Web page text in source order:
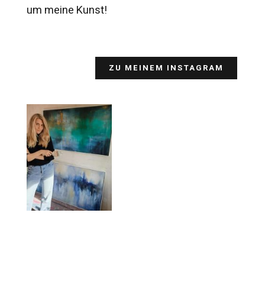
um meine Kunst!
ZU MEINEM INSTAGRAM